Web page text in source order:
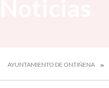
AYUNTAMIENTO DE ONTIÑENA